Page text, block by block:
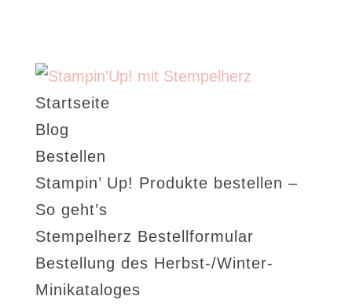
Startseite
Blog
Bestellen
Stampin’ Up! Produkte bestellen –
So geht’s
Stempelherz Bestellformular
Bestellung des Herbst-/Winter-
Minikataloges